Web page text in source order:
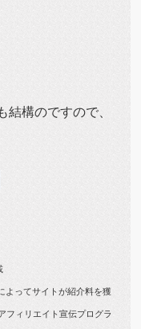
構のですので、
よってサイトが紹介料を獲
フィリエイト宣伝プログラ